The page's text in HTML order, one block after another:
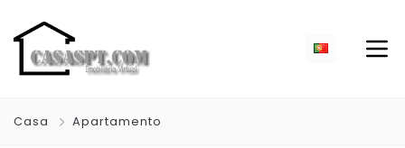
Casa Apartamento